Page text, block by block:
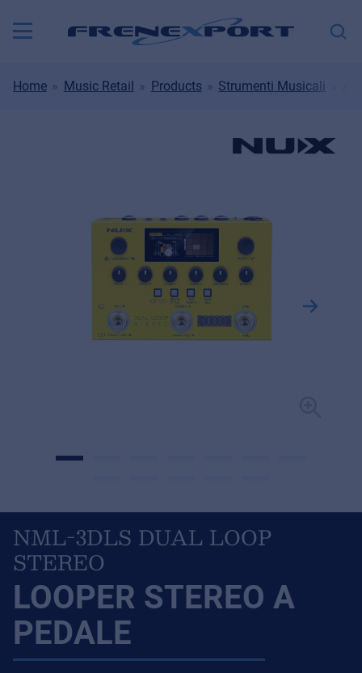
Home Music Retail Products Strumenti Musicali
NML-3DLS DUAL LOOP
STEREO
LOOPER STEREO A
PEDALE